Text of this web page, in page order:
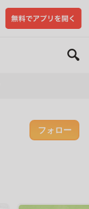
フォロー